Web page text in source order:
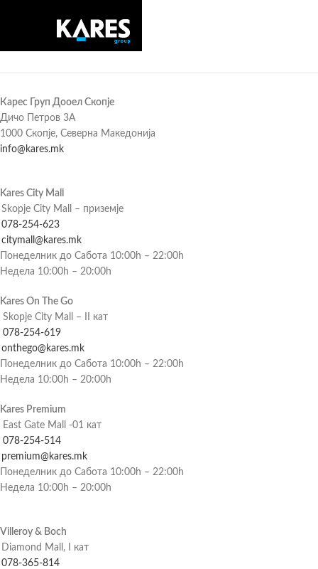
Карес Груп Дооел Скопје
Дичо Петров 3А
1000 Скопје, Северна Македонија
info@kares.mk
Kares City Mall
Skopje City Mall – приземје
078-254-623
citymall@kares.mk
Понеделник до Сабота 10:00h – 22:00h
Недела 10:00h – 20:00h
Kares On The Go
Skopje City Mall – II кат
078-254-619
onthego@kares.mk
Понеделник до Сабота 10:00h – 22:00h
Недела 10:00h – 20:00h
Kares Premium
East Gate Mall -01 кат
078-254-514
premium@kares.mk
Понеделник до Сабота 10:00h – 22:00h
Недела 10:00h – 20:00h
Villeroy & Boch
Diamond Mall, I кат
078-365-814